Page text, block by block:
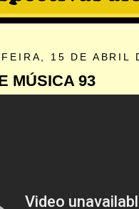
FEIRA, 15 DE ABRIL
MÚSICA 93